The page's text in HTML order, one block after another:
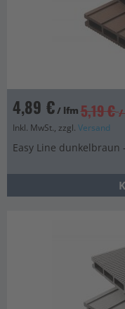
4,89 €/ lfm 5,19 € /
Inkl. MwSt., zzgl. Versand
Easy Line dunkelbraun